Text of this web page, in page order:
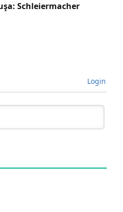
Schleiermacher
Login